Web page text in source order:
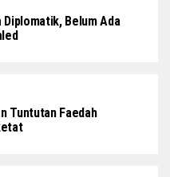
Belum Ada
Tuntutan Faedah